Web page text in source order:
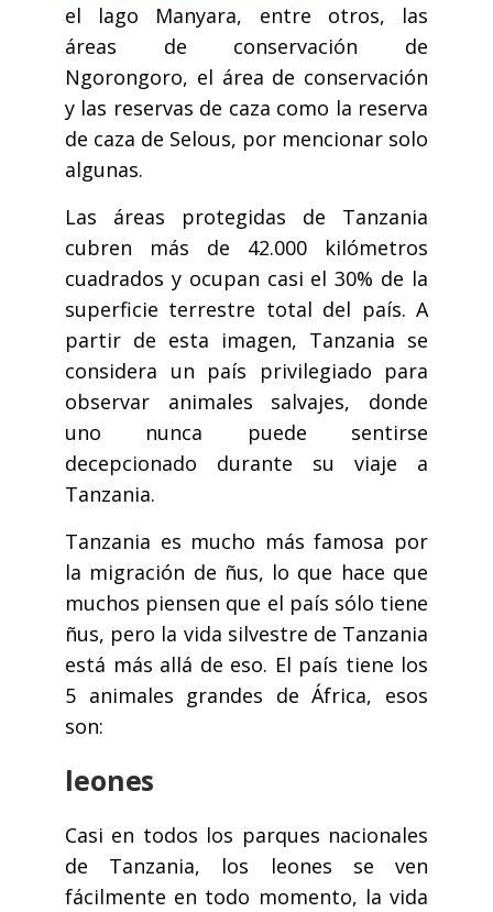
el lago Manyara, entre otros, las
áreas de conservación de
Ngorongoro, el área de conservación
y las reservas de caza como la reserva
de caza de Selous, por mencionar solo
algunas.
Las áreas protegidas de Tanzania
cubren más de 42.000 kilómetros
cuadrados y ocupan casi el 30% de la
superficie terrestre total del país. A
partir de esta imagen, Tanzania se
considera un país privilegiado para
observar animales salvajes, donde
uno nunca puede sentirse
decepcionado durante su viaje a
Tanzania.
Tanzania es mucho más famosa por
la migración de ñus, lo que hace que
muchos piensen que el país sólo tiene
ñus, pero la vida silvestre de Tanzania
está más allá de eso. El país tiene los
5 animales grandes de África, esos
son:
leones
Casi en todos los parques nacionales
de Tanzania, los leones se ven
fácilmente en todo momento, la vida